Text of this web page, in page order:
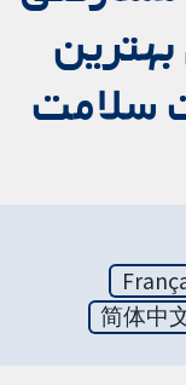
سلامت
简体中